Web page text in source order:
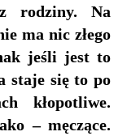
rodziny. Na
ma nic złego
jeśli jest to
staje się to po
kłopotliwe.
– męczące.